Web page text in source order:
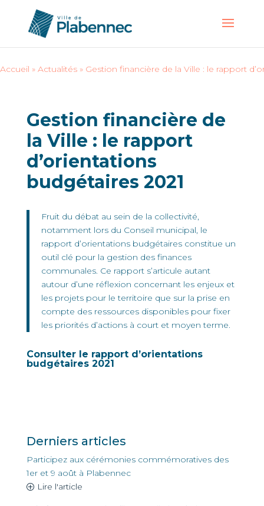
Accueil » Actualités » Gestion financière de la Ville : le rapport
Gestion financière de
la Ville : le rapport
d’orientations
budgétaires 2021
Fruit du débat au sein de la collectivité,
notamment lors du Conseil municipal, le
rapport d’orientations budgétaires constitue un
outil clé pour la gestion des finances
communales. Ce rapport s’articule autant
autour d’une réflexion concernant les enjeux et
les projets pour le territoire que sur la prise en
compte des ressources disponibles pour fixer
les priorités d’actions à court et moyen terme.
Consulter le rapport d’orientations
budgétaires 2021
Derniers articles
Participez aux cérémonies commémoratives des
1er et 9 août à Plabennec
Lire l'article